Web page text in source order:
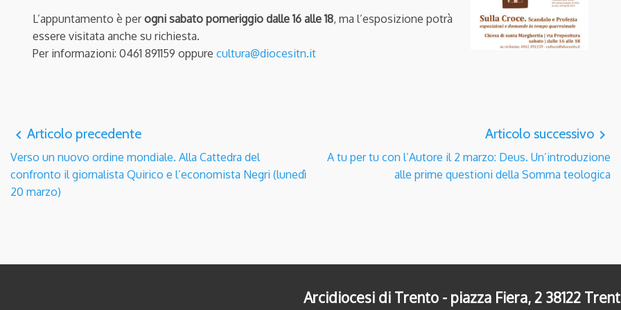
L’appuntamento è perogni sabato pomeriggio dalle 16 alle 18, ma l’esposizione potrà
essere visitata anche su richiesta.
Per informazioni: 0461 891159 oppure cultura@diocesitn.it
navigate_before Articolo precedente
Verso un nuovo ordine mondiale. Alla Cattedra del
confronto il giornalista Quirico e l’economista Negri (lunedì
20 marzo)
Articolo successivo navigate_next
A tu per tu con l’Autore il 2 marzo: Deus. Un’introduzione
alle prime questioni della Somma teologica
Arcidiocesi di Trento - piazza Fiera, 2 38122